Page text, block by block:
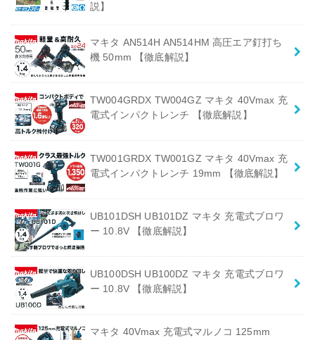
説】
マキタ AN514H AN514HM 高圧エア釘打ち
機 50mm 【徹底解説】
TW004GRDX TW004GZ マキタ 40Vmax 充
電式インパクトレンチ 【徹底解説】
TW001GRDX TW001GZ マキタ 40Vmax 充
電式インパクトレンチ 19mm 【徹底解説】
UB101DSH UB101DZ マキタ 充電式ブロワ
ー 10.8V 【徹底解説】
UB100DSH UB100DZ マキタ 充電式ブロワ
ー 10.8V 【徹底解説】
マキタ 40Vmax 充電式マルノコ 125mm